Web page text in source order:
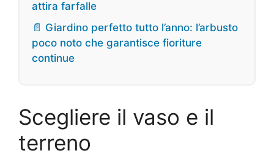
attira farfalle
📄 Giardino perfetto tutto l’anno: l’arbusto
poco noto che garantisce fioriture
continue
Scegliere il vaso e il
terreno